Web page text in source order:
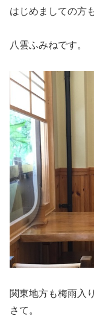
はじめましての方
八雲ふみねです。
関東地方も梅雨入
さて。